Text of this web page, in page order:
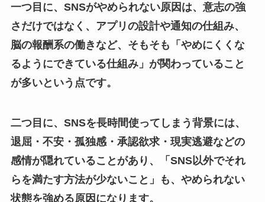
一つ目に、SNSがやめられない原因は、意志の強
さだけではなく、アプリの設計や通知の仕組み、
脳の報酬系の働きなど、そもそも「やめにくくな
るようにできている仕組み」が関わっていること
が多いという点です。
二つ目に、SNSを長時間使ってしまう背景には、
退屈・不安・孤独感・承認欲求・現実逃避などの
感情が隠れていることがあり、「SNS以外でそれ
らを満たす方法が少ないこと」も、やめられない
状態を強める原因になります。